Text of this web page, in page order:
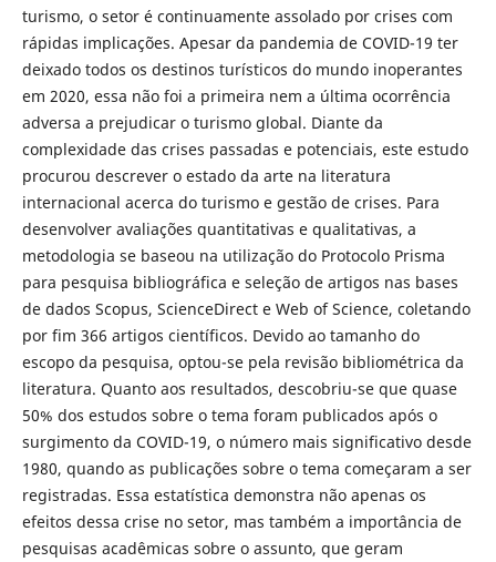
turismo, o setor é continuamente assolado por crises com
rápidas implicações. Apesar da pandemia de COVID-19 ter
deixado todos os destinos turísticos do mundo inoperantes
em 2020, essa não foi a primeira nem a última ocorrência
adversa a prejudicar o turismo global. Diante da
complexidade das crises passadas e potenciais, este estudo
procurou descrever o estado da arte na literatura
internacional acerca do turismo e gestão de crises. Para
desenvolver avaliações quantitativas e qualitativas, a
metodologia se baseou na utilização do Protocolo Prisma
para pesquisa bibliográfica e seleção de artigos nas bases
de dados Scopus, ScienceDirect e Web of Science, coletando
por fim 366 artigos científicos. Devido ao tamanho do
escopo da pesquisa, optou-se pela revisão bibliométrica da
literatura. Quanto aos resultados, descobriu-se que quase
50% dos estudos sobre o tema foram publicados após o
surgimento da COVID-19, o número mais significativo desde
1980, quando as publicações sobre o tema começaram a ser
registradas. Essa estatística demonstra não apenas os
efeitos dessa crise no setor, mas também a importância de
pesquisas acadêmicas sobre o assunto, que geram